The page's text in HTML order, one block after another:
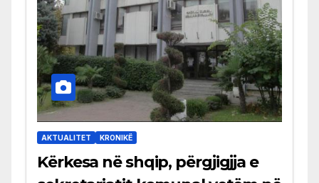
AKTUALITET KRONIKË
Kërkesa në shqip, përgjigjja e